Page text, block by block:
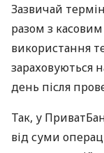
Зазвичай
разом з
використання
зараховуються
день після
Так, у
від суми